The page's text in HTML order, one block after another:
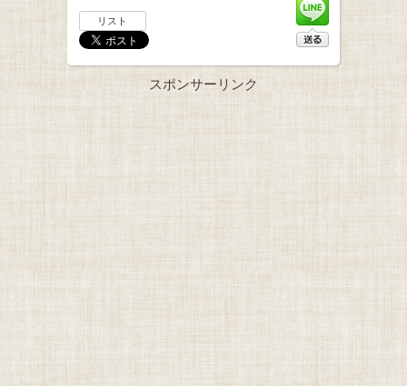
リスト
スポンサーリンク